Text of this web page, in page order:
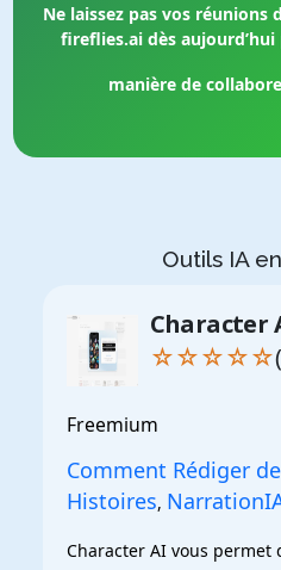
Ne laissez pas vos réunions
fireflies.ai dès
manière de
Outils IA
Character
☆☆☆☆☆
Freemium
Comment Rédiger
Histoires,
Character AI vous permet